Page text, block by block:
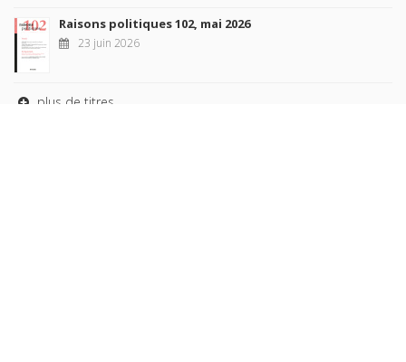
Raisons politiques 102, mai 2026
23 juin 2026
plus de titres